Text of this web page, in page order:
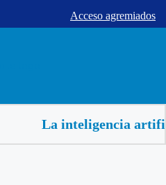
Acceso agremiados
La inteligencia artificial